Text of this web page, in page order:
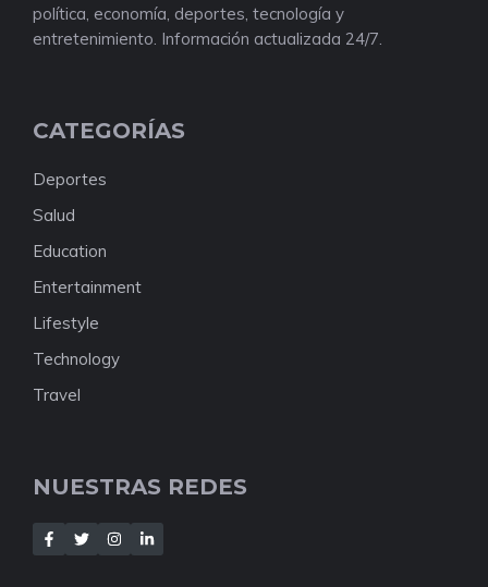
política, economía, deportes, tecnología y
entretenimiento. Información actualizada 24/7.
CATEGORÍAS
Deportes
Salud
Education
Entertainment
Lifestyle
Technology
Travel
NUESTRAS REDES